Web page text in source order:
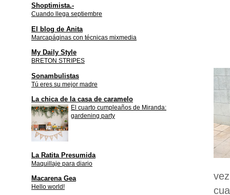
Shoptimista.-
Cuando llega septiembre
El blog de Anita
Marcapáginas con técnicas mixmedia
My Daily Style
BRETON STRIPES
Sonambulistas
Tú eres su mejor madre
La chica de la casa de caramelo
El cuarto cumpleaños de Miranda:
gardening party
La Ratita Presumida
Maquillaje para diario
Macarena Gea
Hello world!